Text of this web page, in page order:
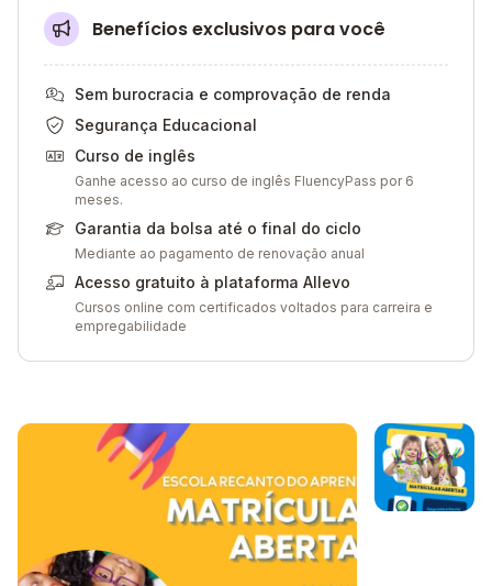
Benefícios exclusivos para você
Sem burocracia e comprovação de renda
Segurança Educacional
Curso de inglês
Ganhe acesso ao curso de inglês FluencyPass por 6
meses.
Garantia da bolsa até o final do ciclo
Mediante ao pagamento de renovação anual
Acesso gratuito à plataforma Allevo
Cursos online com certificados voltados para carreira e
empregabilidade
Galeria de imagem